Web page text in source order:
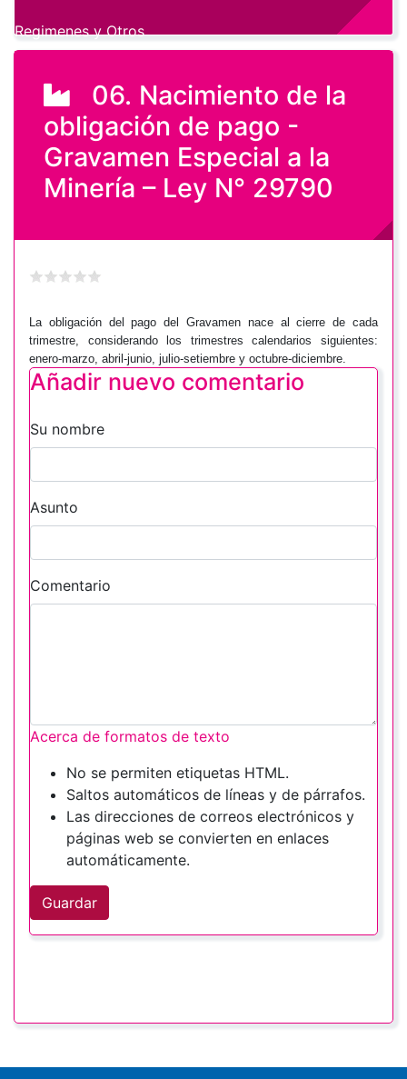
06. Nacimiento de la
obligación de pago -
Gravamen Especial a la
Minería – Ley N° 29790
La obligación del pago del Gravamen nace al cierre de cada
trimestre, considerando los trimestres calendarios siguientes:
enero-marzo, abril-junio, julio-setiembre y octubre-diciembre.
Añadir nuevo comentario
Su nombre
Asunto
Comentario
Acerca de formatos de texto
No se permiten etiquetas HTML.
Saltos automáticos de líneas y de párrafos.
Las direcciones de correos electrónicos y
páginas web se convierten en enlaces
automáticamente.
Guardar
Regimenes y Otros